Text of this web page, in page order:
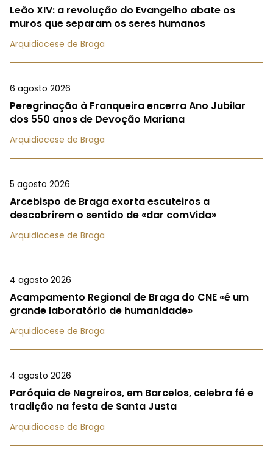
Leão XIV: a revolução do Evangelho abate os
muros que separam os seres humanos
Arquidiocese de Braga
6 agosto 2026
Peregrinação à Franqueira encerra Ano Jubilar
dos 550 anos de Devoção Mariana
Arquidiocese de Braga
5 agosto 2026
Arcebispo de Braga exorta escuteiros a
descobrirem o sentido de «dar comVida»
Arquidiocese de Braga
4 agosto 2026
Acampamento Regional de Braga do CNE «é um
grande laboratório de humanidade»
Arquidiocese de Braga
4 agosto 2026
Paróquia de Negreiros, em Barcelos, celebra fé e
tradição na festa de Santa Justa
Arquidiocese de Braga